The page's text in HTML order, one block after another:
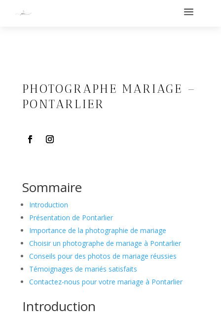
a
PHOTOGRAPHE MARIAGE –
PONTARLIER
Sommaire
Introduction
Présentation de Pontarlier
Importance de la photographie de mariage
Choisir un photographe de mariage à Pontarlier
Conseils pour des photos de mariage réussies
Témoignages de mariés satisfaits
Contactez-nous pour votre mariage à Pontarlier
Introduction